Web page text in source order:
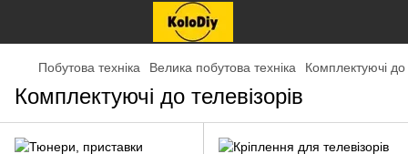
Побутова техніка Велика побутова техніка Комплектуючі до
Комплектуючі до телевізорів